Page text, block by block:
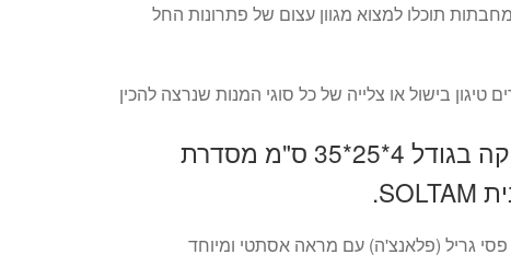
תוכלו למצוא מגוון עצום של פתרונות החל
טיגון בישול או צלייה של כל סוגי המנות שנרצה להכין
סיר רוסטר גריל יציקה בגודל 4*25*35 ס"מ מסדרת
פסי גריל (פלאנצ'ה) עם מראה אסתטי ומיוחד